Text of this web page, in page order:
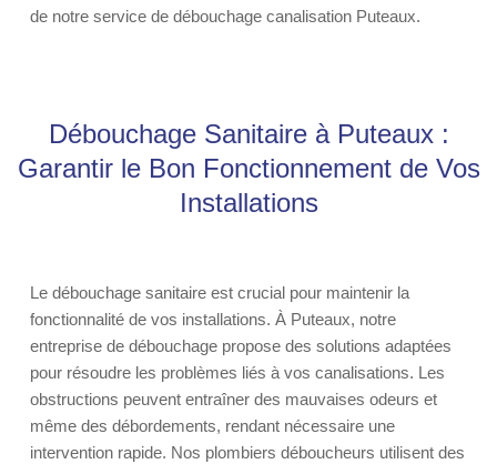
de notre service de débouchage canalisation Puteaux.
Débouchage Sanitaire à Puteaux :
Garantir le Bon Fonctionnement de Vos
Installations
Le débouchage sanitaire est crucial pour maintenir la
fonctionnalité de vos installations. À Puteaux, notre
entreprise de débouchage propose des solutions adaptées
pour résoudre les problèmes liés à vos canalisations. Les
obstructions peuvent entraîner des mauvaises odeurs et
même des débordements, rendant nécessaire une
intervention rapide. Nos plombiers déboucheurs utilisent des